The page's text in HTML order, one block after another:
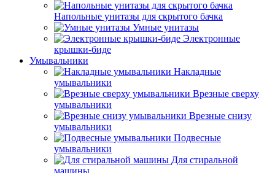
Напольные унитазы для скрытого бачка
Умные унитазы
Электронные
крышки-биде
Умывальники
Накладные
умывальники
Врезные сверху
умывальники
Врезные снизу
умывальники
Подвесные
умывальники
Для стиральной
машины